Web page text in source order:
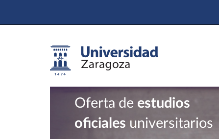
Oferta de estudios
oficiales universitarios